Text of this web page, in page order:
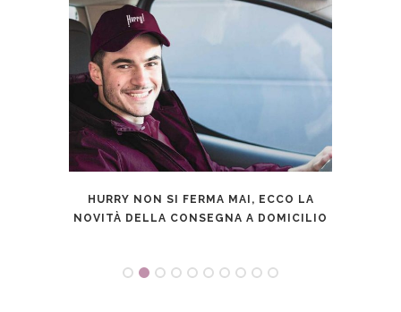
HURRY NON SI FERMA MAI, ECCO LA
NOVITÀ DELLA CONSEGNA A DOMICILIO